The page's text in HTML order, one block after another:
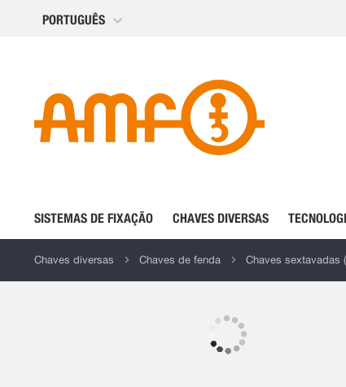
Conteúdo
PORTUGUÊS
SISTEMAS DE FIXAÇÃO CHAVES DIVERSAS
Chaves diversas Chaves de fenda Chaves sextavadas